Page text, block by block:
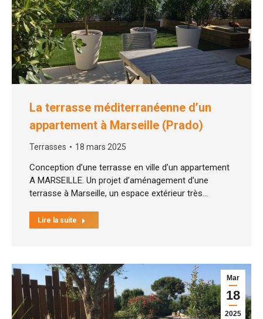
La terrasse méditerranéenne d’un
appartement à Marseille (Prado)
Terrasses 18 mars 2025
Conception d’une terrasse en ville d’un appartement
A MARSEILLE. Un projet d’aménagement d’une
terrasse à Marseille, un espace extérieur très…
Lire la suite
Mar
18
2025